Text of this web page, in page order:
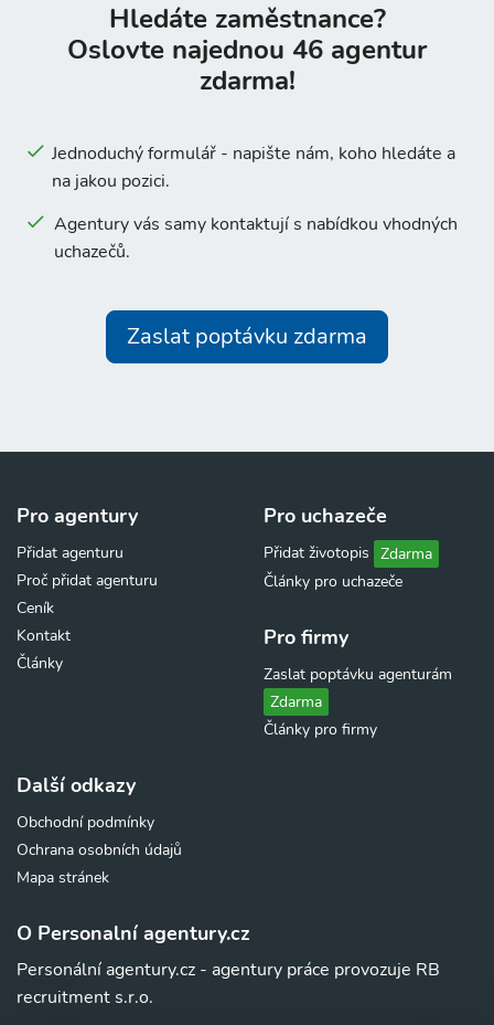
Hledáte zaměstnance?
Oslovte najednou 46 agentur
zdarma!
Jednoduchý formulář - napište nám, koho hledáte a
na jakou pozici.
Agentury vás samy kontaktují s nabídkou vhodných
uchazečů.
Zaslat poptávku zdarma
Pro agentury
Přidat agenturu
Proč přidat agenturu
Ceník
Kontakt
Články
Pro uchazeče
Přidat životopis Zdarma
Články pro uchazeče
Pro firmy
Zaslat poptávku agenturám
Zdarma
Články pro firmy
Další odkazy
Obchodní podmínky
Ochrana osobních údajů
Mapa stránek
O Personalní agentury.cz
Personální agentury.cz - agentury práce provozuje RB
recruitment s.r.o.